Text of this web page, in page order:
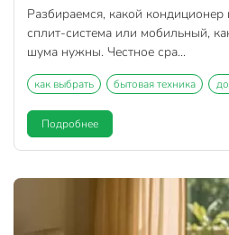
Разбираемся, какой
сплит-система или мобильный,
шума нужны. Честное сра...
как выбрать бытовая техника
Подробнее